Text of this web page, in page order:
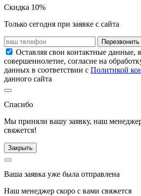
Скидка 10%
Только сегодня при заявке с сайта
Перезвонить
Оставляя свои контактные данные,
совершеннолетие, согласие на
данных в соответствии с Политикой
данного сайта
Спасибо
Мы приняли вашу заявку, наш
свяжется!
Закрыть
Ваша заявка уже была отправлена
Наш менеджер скоро с вами свяжется